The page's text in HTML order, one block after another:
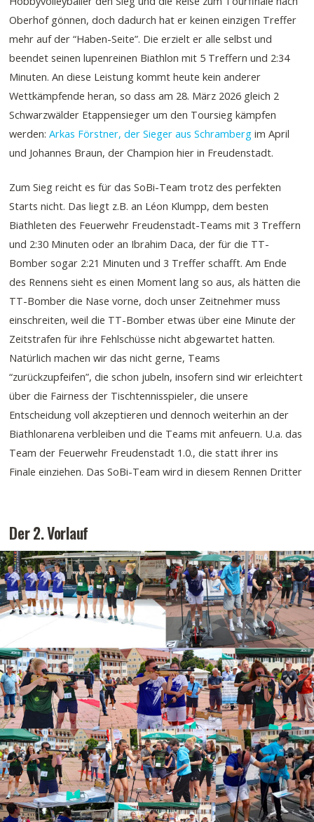
Oberhof gönnen, doch dadurch hat er keinen einzigen Treffer
mehr auf der “Haben-Seite”. Die erzielt er alle selbst und
beendet seinen lupenreinen Biathlon mit 5 Treffern und 2:34
Minuten. An diese Leistung kommt heute kein anderer
Wettkämpfende heran, so dass am 28. März 2026 gleich 2
Schwarzwälder Etappensieger um den Toursieg kämpfen
werden:Arkas Förstner, der Sieger aus Schramberg im April
und Johannes Braun, der Champion hier in Freudenstadt.
Zum Sieg reicht es für das SoBi-Team trotz des perfekten
Starts nicht. Das liegt z.B. an Léon Klumpp, dem besten
Biathleten des Feuerwehr Freudenstadt-Teams mit 3 Treffern
und 2:30 Minuten oder an Ibrahim Daca, der für die TT-
Bomber sogar 2:21 Minuten und 3 Treffer schafft. Am Ende
des Rennens sieht es einen Moment lang so aus, als hätten die
TT-Bomber die Nase vorne, doch unser Zeitnehmer muss
einschreiten, weil die TT-Bomber etwas über eine Minute der
Zeitstrafen für ihre Fehlschüsse nicht abgewartet hatten.
Natürlich machen wir das nicht gerne, Teams
“zurückzupfeifen”, die schon jubeln, insofern sind wir erleichtert
über die Fairness der Tischtennisspieler, die unsere
Entscheidung voll akzeptieren und dennoch weiterhin an der
Biathlonarena verbleiben und die Teams mit anfeuern. U.a. das
Team der Feuerwehr Freudenstadt 1.0., die statt ihrer ins
Finale einziehen. Das SoBi-Team wird in diesem Rennen Dritter
Der 2. Vorlauf